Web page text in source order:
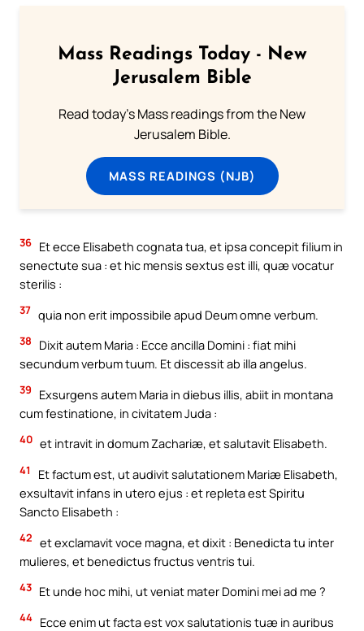
Mass Readings Today - New
Jerusalem Bible
Read today's Mass readings from the New
Jerusalem Bible.
MASS READINGS (NJB)
36 Et ecce Elisabeth cognata tua, et ipsa concepit filium in
senectute sua : et hic mensis sextus est illi, quæ vocatur
sterilis :
37 quia non erit impossibile apud Deum omne verbum.
38
Dixit autem Maria : Ecce ancilla Domini : fiat mihi
secundum verbum tuum. Et discessit ab illa angelus.
39
Exsurgens autem Maria in diebus illis, abiit in montana
cum festinatione, in civitatem Juda :
40 et intravit in domum Zachariæ, et salutavit Elisabeth.
41
Et factum est, ut audivit salutationem Mariæ Elisabeth,
exsultavit infans in utero ejus : et repleta est Spiritu
Sancto Elisabeth :
42 et exclamavit voce magna, et dixit : Benedicta tu inter
mulieres, et benedictus fructus ventris tui.
43 Et unde hoc mihi, ut veniat mater Domini mei ad me ?
44 Ecce enim ut facta est vox salutationis tuæ in auribus